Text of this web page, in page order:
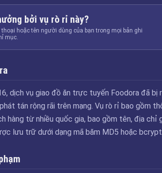
bởi vụ rò rỉ này?
hoặc tên người dùng của bạn trong mọi bản ghi
mục.
dịch vụ giao đồ ăn trực tuyến Foodora đã bị
tán rộng rãi trên mạng. Vụ rò rỉ bao gồm
hàng từ nhiều quốc gia, bao gồm tên, địa chỉ
lưu trữ dưới dạng mã băm MD5 hoặc